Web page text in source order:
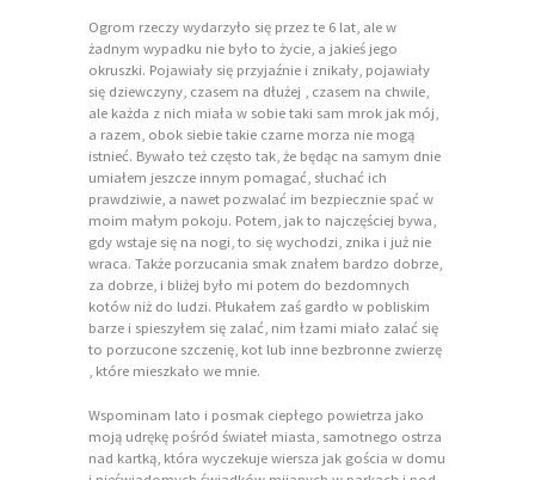
Ogrom rzeczy wydarzyło się przez te 6 lat, ale w
żadnym wypadku nie było to życie, a jakieś jego
okruszki. Pojawiały się przyjaźnie i znikały, pojawiały
się dziewczyny, czasem na dłużej , czasem na chwile,
ale każda z nich miała w sobie taki sam mrok jak mój,
a razem, obok siebie takie czarne morza nie mogą
istnieć. Bywało też często tak, że będąc na samym dnie
umiałem jeszcze innym pomagać, słuchać ich
prawdziwie, a nawet pozwalać im bezpiecznie spać w
moim małym pokoju. Potem, jak to najczęściej bywa,
gdy wstaje się na nogi, to się wychodzi, znika i już nie
wraca. Także porzucania smak znałem bardzo dobrze,
za dobrze, i bliżej było mi potem do bezdomnych
kotów niż do ludzi. Płukałem zaś gardło w pobliskim
barze i spieszyłem się zalać, nim łzami miało zalać się
to porzucone szczenię, kot lub inne bezbronne zwierzę
, które mieszkało we mnie.
Wspominam lato i posmak ciepłego powietrza jako
moją udrękę pośród świateł miasta, samotnego ostrza
nad kartką, która wyczekuje wiersza jak gościa w domu